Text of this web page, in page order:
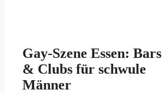
Gay-Szene Essen: Bars
& Clubs für schwule
Männer